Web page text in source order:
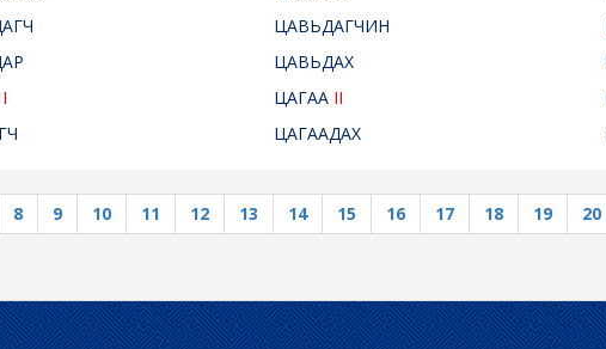
ЦАВЬДАГЧИН
ЦАВЬДАХ
I ЦАГАА II
ЦАГААДАХ
8 9 10 11 12 13 14 15 16 17 18 19 20